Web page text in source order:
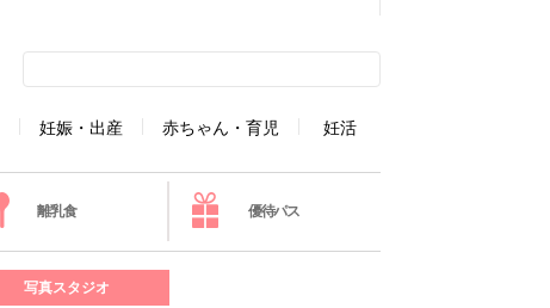
妊娠・出産 赤ちゃん・育児 妊活
離乳食 優待パス
写真スタジオ